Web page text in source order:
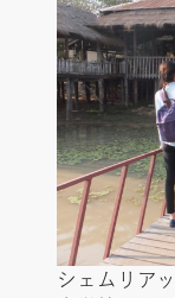
シェムリア